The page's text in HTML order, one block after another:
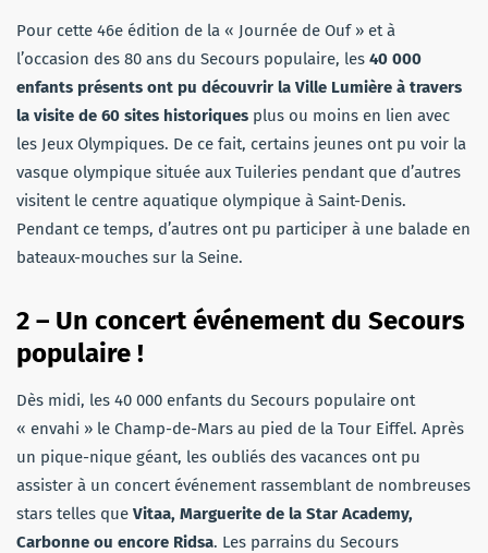
Pour cette 46e édition de la « Journée de Ouf » et à
l’occasion des 80 ans du Secours populaire, les 40 000
enfants présents ont pu découvrir la Ville Lumière à travers
la visite de 60 sites historiques plus ou moins en lien avec
les Jeux Olympiques. De ce fait, certains jeunes ont pu voir la
vasque olympique située aux Tuileries pendant que d’autres
visitent le centre aquatique olympique à Saint-Denis.
Pendant ce temps, d’autres ont pu participer à une balade en
bateaux-mouches sur la Seine.
2 – Un concert événement du Secours
populaire !
Dès midi, les 40 000 enfants du Secours populaire ont
« envahi » le Champ-de-Mars au pied de la Tour Eiffel. Après
un pique-nique géant, les oubliés des vacances ont pu
assister à un concert événement rassemblant de nombreuses
stars telles que Vitaa, Marguerite de la Star Academy,
Carbonne ou encore Ridsa. Les parrains du Secours